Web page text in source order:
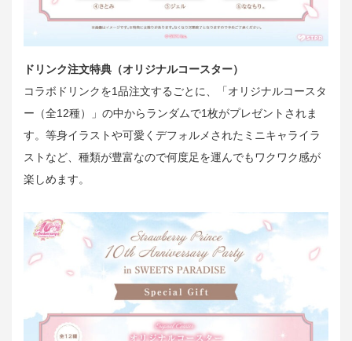
ドリンク注文特典（オリジナルコースター）
コラボドリンクを1品注文するごとに、「オリジナルコースタ
ー（全12種）」の中からランダムで1枚がプレゼントされま
す。等身イラストや可愛くデフォルメされたミニキャライラ
ストなど、種類が豊富なので何度足を運んでもワクワク感が
楽しめます。